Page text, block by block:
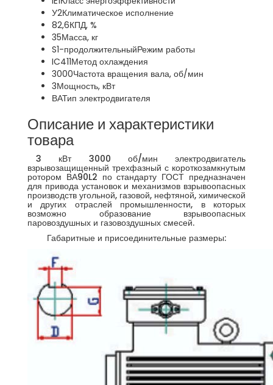
У2Климатическое исполнение
82,6КПД, %
35Масса, кг
S1-продолжительныйРежим работы
IC411Метод охлаждения
3000Частота вращения вала, об/мин
3Мощность, кВт
ВАТип электродвигателя
Описание и характеристики
товара
3 кВт 3000 об/мин электродвигатель
взрывозащищенный трехфазный с короткозамкнутым
ротором ВА90L2 по стандарту ГОСТ предназначен
для привода установок и механизмов взрывоопасных
производств угольной, газовой, нефтяной, химической
и других отраслей промышленности, в которых
возможно образование взрывоопасных
паровоздушных и газовоздушных смесей.
Габаритные и присоединительные размеры: